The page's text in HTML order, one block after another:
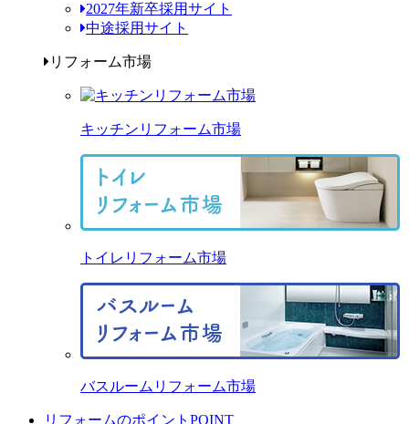
2027年新卒採用サイト
中途採用サイト
リフォーム市場
キッチンリフォーム市場
トイレリフォーム市場
バスルームリフォーム市場
リフォームのポイント POINT